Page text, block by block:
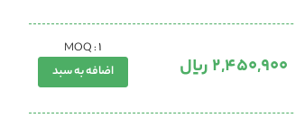
2,450,900 ریال
MOQ : 1
اضافه به سبد